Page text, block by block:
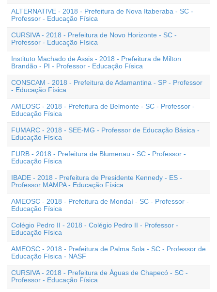
ALTERNATIVE - 2018 - Prefeitura de Nova Itaberaba - SC -
Professor - Educação Física
CURSIVA - 2018 - Prefeitura de Novo Horizonte - SC -
Professor - Educação Física
Instituto Machado de Assis - 2018 - Prefeitura de Milton
Brandão - PI - Professor - Educação Física
CONSCAM - 2018 - Prefeitura de Adamantina - SP - Professor
- Educação Física
AMEOSC - 2018 - Prefeitura de Belmonte - SC - Professor -
Educação Física
FUMARC - 2018 - SEE-MG - Professor de Educação Básica -
Educação Física
FURB - 2018 - Prefeitura de Blumenau - SC - Professor -
Educação Física
IBADE - 2018 - Prefeitura de Presidente Kennedy - ES -
Professor MAMPA - Educação Física
AMEOSC - 2018 - Prefeitura de Mondaí - SC - Professor -
Educação Física
Colégio Pedro II - 2018 - Colégio Pedro II - Professor -
Educação Física
AMEOSC - 2018 - Prefeitura de Palma Sola - SC - Professor de
Educação Física - NASF
CURSIVA - 2018 - Prefeitura de Águas de Chapecó - SC -
Professor - Educação Física